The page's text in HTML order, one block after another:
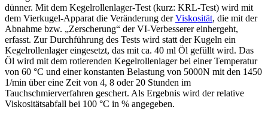
dünner. Mit dem Kegelrollenlager-Test (kurz: KRL-Test) wird mit
dem Vierkugel-Apparat die Veränderung derViskosität, die mit der
Abnahme bzw. „Zerscherung“ der VI-Verbesserer einhergeht,
erfasst. Zur Durchführung des Tests wird statt der Kugeln ein
Kegelrollenlager eingesetzt, das mit ca. 40 ml Öl gefüllt wird. Das
Öl wird mit dem rotierenden Kegelrollenlager bei einer Temperatur
von 60 °C und einer konstanten Belastung von 5000N mit den 1450
1/min über eine Zeit von 4, 8 oder 20 Stunden im
Tauchschmierverfahren geschert. Als Ergebnis wird der relative
Viskositätsabfall bei 100 °C in % angegeben.